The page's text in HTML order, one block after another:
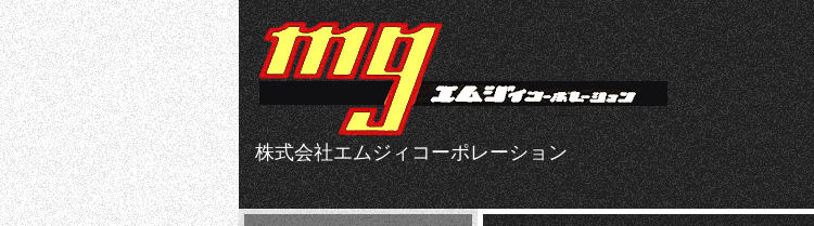
株式会社エムジィコーポレーション